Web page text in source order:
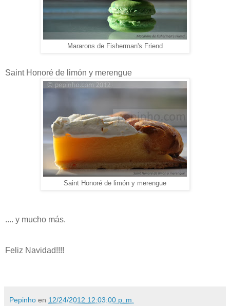
Mararons de Fisherman's Friend
Saint Honoré de limón y merengue
Saint Honoré de limón y merengue
.... y mucho más.
Feliz Navidad!!!!
Pepinho en 12/24/2012 12:03:00 p. m.